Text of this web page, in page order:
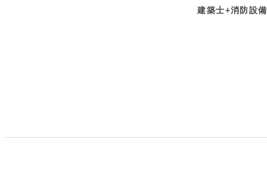
建築士+消防設